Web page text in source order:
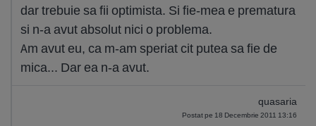
dar trebuie sa fii optimista. Si fie-mea e prematura
si n-a avut absolut nici o problema.
Am avut eu, ca m-am speriat cit putea sa fie de
mica... Dar ea n-a avut.
quasaria
Postat pe 18 Decembrie 2011 13:16